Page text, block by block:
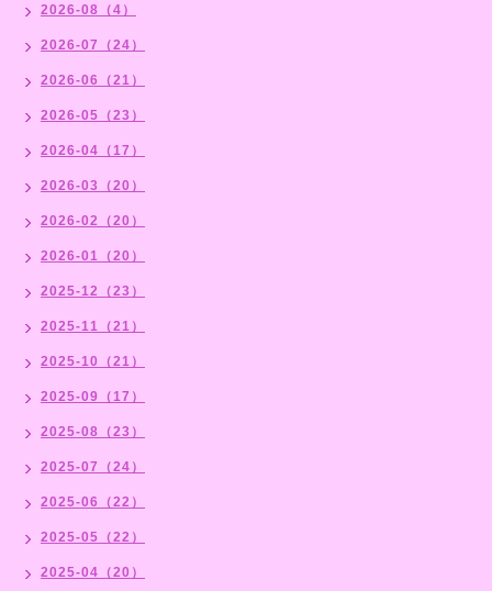
2026-08（4）
2026-07（24）
2026-06（21）
2026-05（23）
2026-04（17）
2026-03（20）
2026-02（20）
2026-01（20）
2025-12（23）
2025-11（21）
2025-10（21）
2025-09（17）
2025-08（23）
2025-07（24）
2025-06（22）
2025-05（22）
2025-04（20）